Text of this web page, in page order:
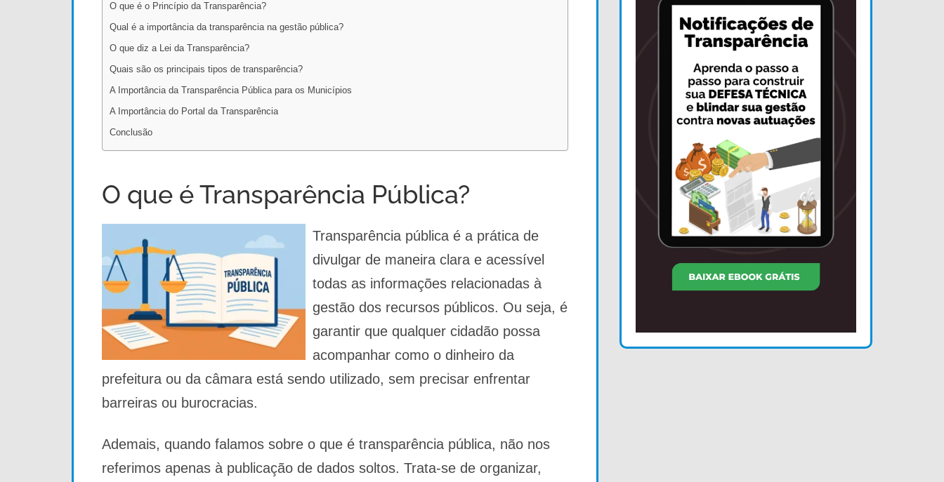
O que é o Princípio da Transparência?
Qual é a importância da transparência na gestão pública?
O que diz a Lei da Transparência?
Quais são os principais tipos de transparência?
A Importância da Transparência Pública para os Municípios
A Importância do Portal da Transparência
Conclusão
O que é Transparência Pública?
Transparência pública é a prática de
divulgar de maneira clara e acessível
todas as informações relacionadas à
gestão dos recursos públicos. Ou seja, é
garantir que qualquer cidadão possa
acompanhar como o dinheiro da
prefeitura ou da câmara está sendo utilizado, sem precisar enfrentar
barreiras ou burocracias.
Ademais, quando falamos sobre o que é transparência pública, não nos
referimos apenas à publicação de dados soltos. Trata-se de organizar,